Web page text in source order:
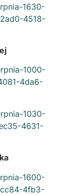
1630-
4518-
1000-
4da6-
1030-
4631-
1600-
4fb3-